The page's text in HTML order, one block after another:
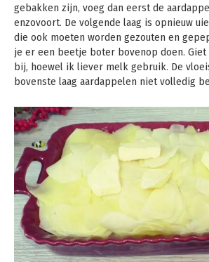
gebakken zijn, voeg dan eerst de
enzovoort. De volgende laag is opnieuw
die ook moeten worden gezouten en
je er een beetje boter bovenop doen.
bij, hoewel ik liever melk gebruik. De
bovenste laag aardappelen niet volledig